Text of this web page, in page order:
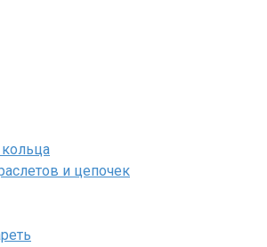
кольца
и цепочек